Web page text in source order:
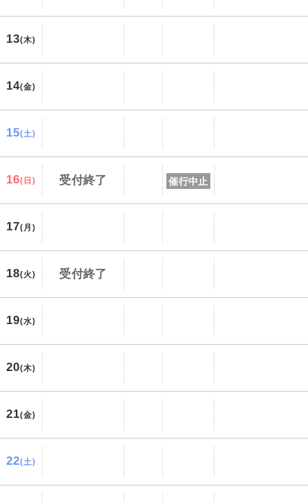
13(木)
14(金)
15(土)
16(日) 受付終了 催行中止
17(月)
18(火) 受付終了
19(水)
20(木)
21(金)
22(土)